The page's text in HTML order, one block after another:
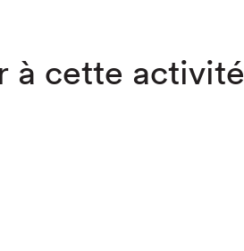
à cette activité